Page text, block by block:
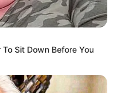
Sit Down Before You